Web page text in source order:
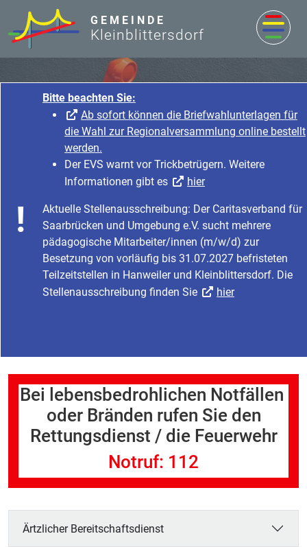
Bitte beachten Sie:
Ab sofort können die Briefwahlunterlagen für
die Wahl zur Regionalversammlung online bestellt
werden.
Der EVS warnt vor Trickbetrügern. Weitere
Informationen gibt es
hier
Aktuelle Stellenausschreibung: Der Caritasverband für
Saarbrücken und Umgebung e.V. sucht mehrere
pädagogische Mitarbeiter/innen (m/w/d) zur
Besetzung von vorläufig bis 31.07.2027 befristeten
Teilzeitstellen in Hanweiler und Kleinblittersdorf. Die
Stellenausschreibung finden Sie
hier
GEMEINDE
Kleinblittersdorf
Bürger & Wirtschaft
Startseite
Gemeinde- & Bürgerinfo
Bereitschaften und
Bei lebensbedrohlichen Notfällen
oder Bränden rufen Sie den
Rettungsdienst / die Feuerwehr
Notruf: 112
Ärtzlicher Bereitschaftsdienst